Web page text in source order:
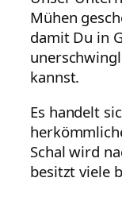
Mühen
damit Du in
kannst.
Es handelt
Schal wird
besitzt viele